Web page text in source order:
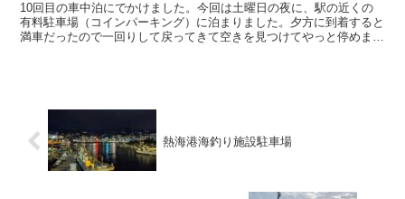
10回目の車中泊にでかけました。今回は土曜日の夜に、駅の近くの
有料駐車場（コインパーキング）に泊まりました。夕方に到着すると
満車だったので一回りして戻ってきて空きを見つけてやっと停めまし
熱海港海釣り施設駐車場